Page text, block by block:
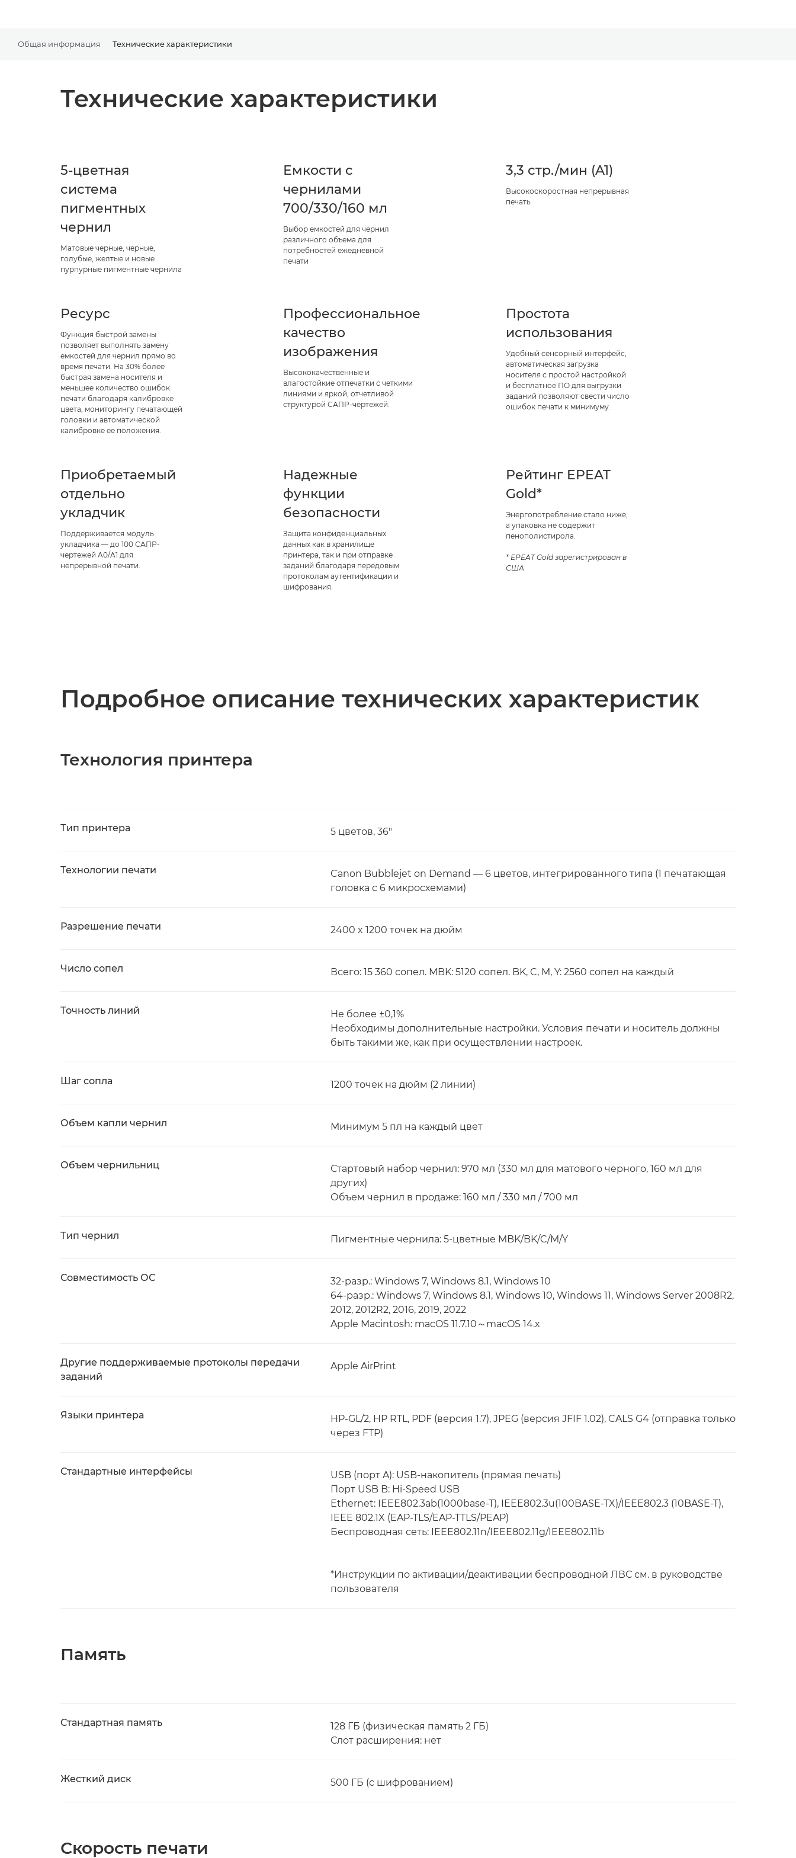
Общая информация Технические характеристики
Технические характеристики
5-цветная
система
пигментных
чернил
Матовые черные, черные,
голубые, желтые и новые
пурпурные пигментные чернила
Емкости с
чернилами
700/330/160 мл
Выбор емкостей для чернил
различного объема для
потребностей ежедневной
печати
3,3 стр./мин (A1)
Высокоскоростная непрерывная
печать
Ресурс
Функция быстрой замены
позволяет выполнять замену
емкостей для чернил прямо во
время печати. На 30% более
быстрая замена носителя и
меньшее количество ошибок
печати благодаря калибровке
цвета, мониторингу печатающей
головки и автоматической
калибровке ее положения.
Профессиональное
качество
изображения
Высококачественные и
влагостойкие отпечатки с четкими
линиями и яркой, отчетливой
структурой САПР-чертежей.
Простота
использования
Удобный сенсорный интерфейс,
автоматическая загрузка
носителя с простой настройкой
и бесплатное ПО для выгрузки
заданий позволяют свести число
ошибок печати к минимуму.
Приобретаемый
отдельно
укладчик
Поддерживается модуль
укладчика — до 100 САПР-
чертежей A0/A1 для
непрерывной печати.
Надежные
функции
безопасности
Защита конфиденциальных
данных как в хранилище
принтера, так и при отправке
заданий благодаря передовым
протоколам аутентификации и
шифрования.
Рейтинг EPEAT
Gold*
Энергопотребление стало ниже,
а упаковка не содержит
пенополистирола.
* EPEAT Gold зарегистрирован в
США
Подробное описание технических характеристик
Технология принтера
Тип принтера 5 цветов, 36"
Технологии печати
Canon Bubblejet on Demand — 6 цветов, интегрированного типа (1 печатающая
головка с 6 микросхемами)
Разрешение печати 2400 x 1200 точек на дюйм
Число сопел Всего: 15 360 сопел. MBK: 5120 сопел. BK, C, M, Y: 2560 сопел на каждый
Точность линий
Не более ±0,1%
Необходимы дополнительные настройки. Условия печати и носитель должны
быть такими же, как при осуществлении настроек.
Шаг сопла 1200 точек на дюйм (2 линии)
Объем капли чернил Минимум 5 пл на каждый цвет
Объем чернильниц
Стартовый набор чернил: 970 мл (330 мл для матового черного, 160 мл для
других)
Объем чернил в продаже: 160 мл / 330 мл / 700 мл
Тип чернил Пигментные чернила: 5-цветные MBK/BK/C/M/Y
Совместимость ОС
32-разр.: Windows 7, Windows 8.1, Windows 10
64-разр.: Windows 7, Windows 8.1, Windows 10, Windows 11, Windows Server 2008R2,
2012, 2012R2, 2016, 2019, 2022
Apple Macintosh: macOS 11.7.10～macOS 14.x
Другие поддерживаемые протоколы передачи
заданий
Apple AirPrint
Языки принтера
HP-GL/2, HP RTL, PDF (версия 1.7), JPEG (версия JFIF 1.02), CALS G4 (отправка только
через FTP)
Стандартные интерфейсы
USB (порт A): USB-накопитель (прямая печать)
Порт USB B: Hi-Speed USB
Ethernet: IEEE802.3ab(1000base-T), IEEE802.3u(100BASE-TX)/IEEE802.3 (10BASE-T),
IEEE 802.1X (EAP-TLS/EAP-TTLS/PEAP)
Беспроводная сеть: IEEE802.11n/IEEE802.11g/IEEE802.11b
*Инструкции по активации/деактивации беспроводной ЛВС см. в руководстве
пользователя
Память
Стандартная память
128 ГБ (физическая память 2 ГБ)
Слот расширения: нет
Жесткий диск 500 ГБ (с шифрованием)
Скорость печати